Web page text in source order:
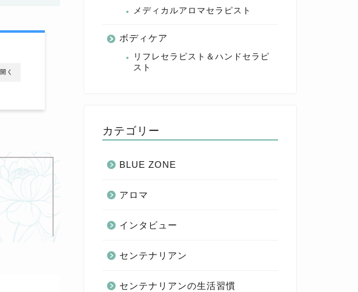
開く
メディカルアロマセラピスト
ボディケア
リフレセラピスト＆ハンドセラピ
スト
カテゴリー
BLUE ZONE
アロマ
インタビュー
センテナリアン
センテナリアンの生活習慣